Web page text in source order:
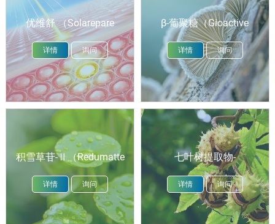
优维舒 （Solarepare
MB）
详情 询问
β-葡聚糖（Gioactive
SPG）
详情 询问
积雪草苷-Ⅱ（Redumatte
ASC-Ⅱ）
详情 询问
七叶树提取物-
Ⅱ（Redumatte ACE-Ⅱ）
详情 询问